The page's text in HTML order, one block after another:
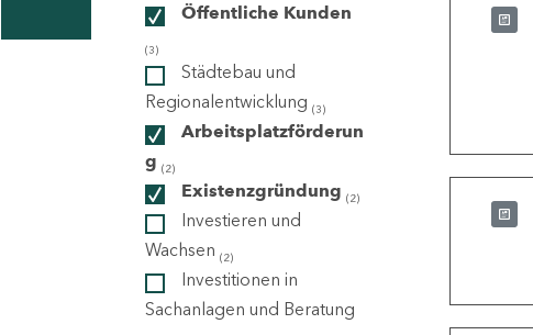
Öffentliche Kunden
(3)
Städtebau und
Regionalentwicklung (3)
Arbeitsplatzförderun
g (2)
Existenzgründung (2)
Investieren und
Wachsen (2)
Investitionen in
Sachanlagen und Beratung